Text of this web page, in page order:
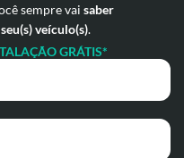
sempre vai saber
veículo(s).
GRÁTIS*